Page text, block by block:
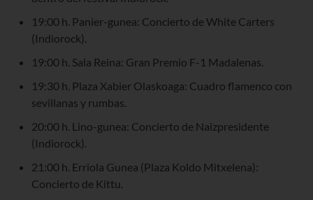
19:00 h. Panier-gunea: Concierto de White Carters
(Indiorock).
19:00 h. Sala Reina: Gran Premio F-1 Madalenas.
19:30 h. Plaza Xabier Olaskoaga: Cuadro flamenco con
sevillanas y rumbas.
20:00 h. Lino-gunea: Concierto de Naizpresidente
(Indiorock).
21:00 h. Erriola Gunea (Plaza Koldo Mitxelena):
Concierto de Kittu.